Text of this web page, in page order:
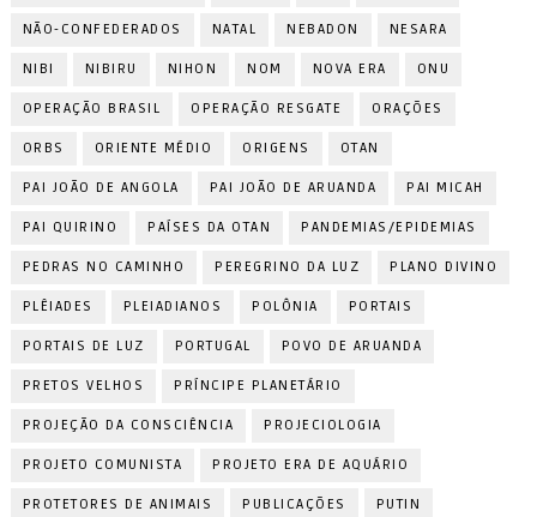
NÃO-CONFEDERADOS NATAL NEBADON NESARA
NIBI NIBIRU NIHON NOM NOVA ERA ONU
OPERAÇÃO BRASIL OPERAÇÃO RESGATE ORAÇÕES
ORBS ORIENTE MÉDIO ORIGENS OTAN
PAI JOÃO DE ANGOLA PAI JOÃO DE ARUANDA PAI MICAH
PAI QUIRINO PAÍSES DA OTAN PANDEMIAS/EPIDEMIAS
PEDRAS NO CAMINHO PEREGRINO DA LUZ PLANO DIVINO
PLÊIADES PLEIADIANOS POLÔNIA PORTAIS
PORTAIS DE LUZ PORTUGAL POVO DE ARUANDA
PRETOS VELHOS PRÍNCIPE PLANETÁRIO
PROJEÇÃO DA CONSCIÊNCIA PROJECIOLOGIA
PROJETO COMUNISTA PROJETO ERA DE AQUÁRIO
PROTETORES DE ANIMAIS PUBLICAÇÕES PUTIN